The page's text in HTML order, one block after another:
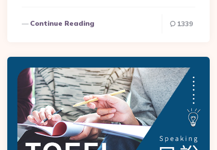
Continue Reading 1339